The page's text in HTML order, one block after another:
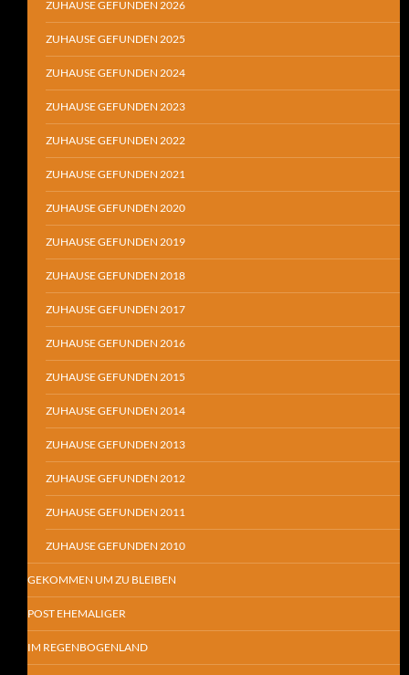
ZUHAUSE GEFUNDEN 2026
ZUHAUSE GEFUNDEN 2025
ZUHAUSE GEFUNDEN 2024
ZUHAUSE GEFUNDEN 2023
ZUHAUSE GEFUNDEN 2022
ZUHAUSE GEFUNDEN 2021
ZUHAUSE GEFUNDEN 2020
ZUHAUSE GEFUNDEN 2019
ZUHAUSE GEFUNDEN 2018
ZUHAUSE GEFUNDEN 2017
ZUHAUSE GEFUNDEN 2016
ZUHAUSE GEFUNDEN 2015
ZUHAUSE GEFUNDEN 2014
ZUHAUSE GEFUNDEN 2013
ZUHAUSE GEFUNDEN 2012
ZUHAUSE GEFUNDEN 2011
ZUHAUSE GEFUNDEN 2010
GEKOMMEN UM ZU BLEIBEN
POST EHEMALIGER
IM REGENBOGENLAND